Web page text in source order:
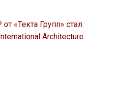
«Текта Групп» стал
Architecture